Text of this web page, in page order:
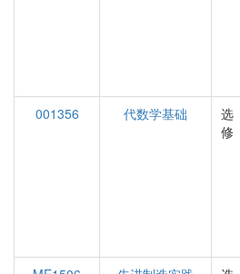
001356
代数学基础
选
修